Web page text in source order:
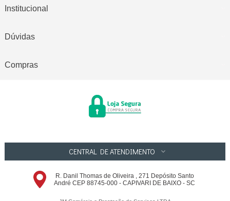
Institucional
Dúvidas
Compras
CENTRAL DE ATENDIMENTO
R. Danil Thomas de Oliveira , 271 Depósito Santo
André CEP 88745-000 - CAPIVARI DE BAIXO - SC